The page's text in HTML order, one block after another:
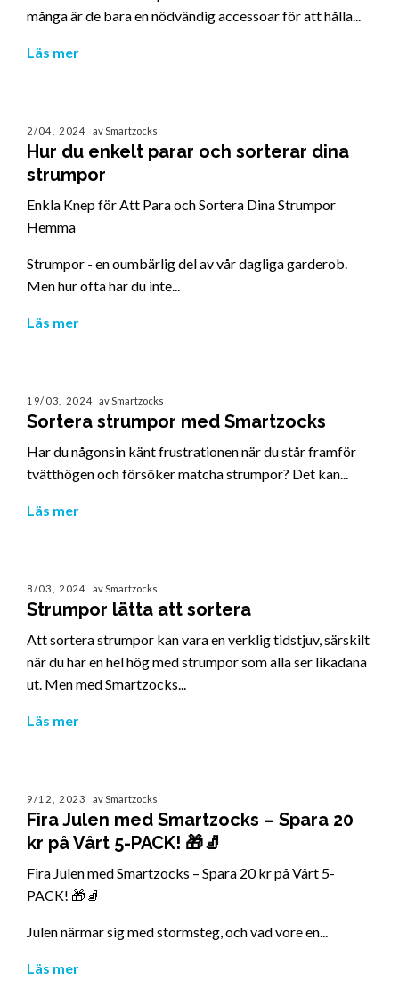
många är de bara en nödvändig accessoar för att hålla...
Läs mer
2/04, 2024 av Smartzocks
Hur du enkelt parar och sorterar dina
strumpor
Enkla Knep för Att Para och Sortera Dina Strumpor
Hemma
Strumpor - en oumbärlig del av vår dagliga garderob.
Men hur ofta har du inte...
Läs mer
19/03, 2024 av Smartzocks
Sortera strumpor med Smartzocks
Har du någonsin känt frustrationen när du står framför
tvätthögen och försöker matcha strumpor? Det kan...
Läs mer
8/03, 2024 av Smartzocks
Strumpor lätta att sortera
Att sortera strumpor kan vara en verklig tidstjuv, särskilt
när du har en hel hög med strumpor som alla ser likadana
ut. Men med Smartzocks...
Läs mer
9/12, 2023 av Smartzocks
Fira Julen med Smartzocks – Spara 20
kr på Vårt 5-PACK! 🎁🧦
Fira Julen med Smartzocks – Spara 20 kr på Vårt 5-
PACK! 🎁🧦
Julen närmar sig med stormsteg, och vad vore en...
Läs mer